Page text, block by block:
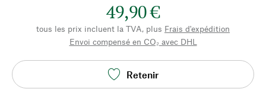
49,90 €
tous les prix incluent la TVA, plus Frais d'expédition
Envoi compensé en CO₂ avec DHL
Retenir